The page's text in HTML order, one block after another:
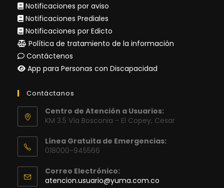
Notificaciones por aviso
Notificaciones Prediales
Notificaciones por Edicto
Política de tratamiento de la información
Contáctenos
App para Personas con Discapacidad
Contáctanos
Centro de Atención a Usuarios:
KM 3.5 Vía Bosconia - El Copey, Cesar
Línea Gratuita de Emergencias:
018000-945566
Correo Electrónico:
atencion.usuario@yuma.com.co